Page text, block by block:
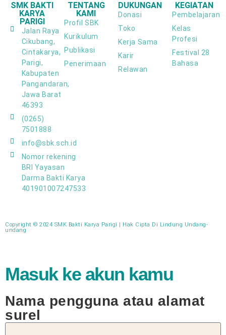
SMK BAKTI
KARYA
PARIGI
Jalan Raya
Cikubang,
Cintakarya,
Parigi,
Kabupaten
Pangandaran,
Jawa Barat
46393
(0265)
7501888
info@sbk.sch.id
Nomor rekening
BRI Yayasan
Darma Bakti Karya
401901007247533
TENTANG
KAMI
Profil SBK
Kurikulum
Publikasi
Penerimaan
DUKUNGAN
Donasi
Toko
Kerja Sama
Karir
Relawan
KEGIATAN
Pembelajaran
Kelas
Profesi
Festival 28
Bahasa
Copyright © 2024 SMK Bakti Karya Parigi | Hak Cipta Di Lindung Undang-
undang​
Masuk ke akun kamu
Nama pengguna atau alamat
surel